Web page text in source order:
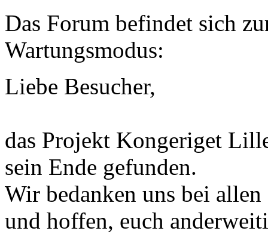
Das Forum befindet sich
Wartungsmodus:
Liebe Besucher,
das Projekt Kongeriget
sein Ende gefunden.
Wir bedanken uns bei
und hoffen, euch